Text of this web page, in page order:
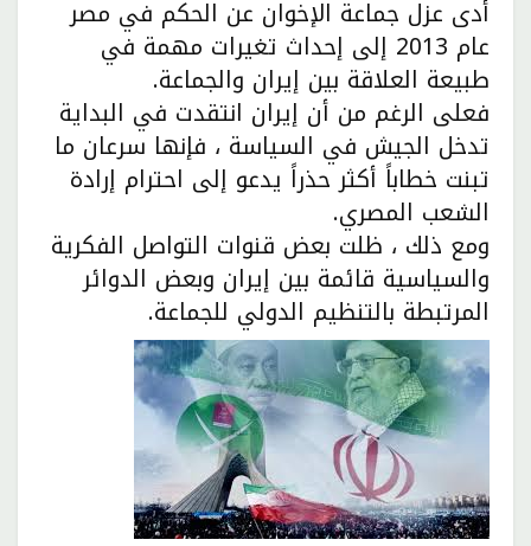
أدى عزل جماعة الإخوان عن الحكم في مصر
عام 2013 إلى إحداث تغيرات مهمة في
طبيعة العلاقة بين إيران والجماعة.
فعلى الرغم من أن إيران انتقدت في البداية
تدخل الجيش في السياسة ، فإنها سرعان ما
تبنت خطاباً أكثر حذراً يدعو إلى احترام إرادة
الشعب المصري.
ومع ذلك ، ظلت بعض قنوات التواصل الفكرية
والسياسية قائمة بين إيران وبعض الدوائر
المرتبطة بالتنظيم الدولي للجماعة.